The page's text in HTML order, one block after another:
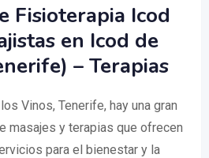
Fisioterapia Icod
en Icod de
– Terapias
Vinos, Tenerife, hay una gran
masajes y terapias que ofrecen
para el bienestar y la